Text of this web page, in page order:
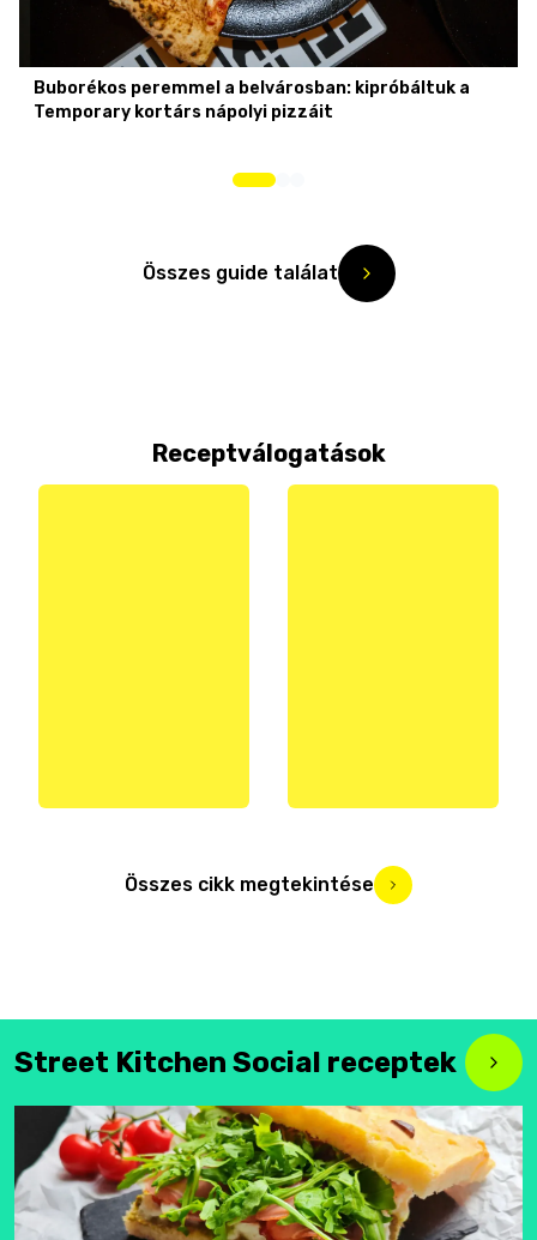
Buborékos peremmel a belvárosban: kipróbáltuk a
Temporary kortárs nápolyi pizzáit
Összes guide találat
Receptválogatások
Összes cikk megtekintése
Street Kitchen Social receptek